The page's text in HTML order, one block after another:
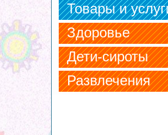
Товары и
Здоровье
Дети-сироты
Развлечения